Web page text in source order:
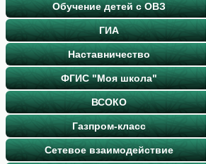
Обучение детей с ОВЗ
ГИА
Наставничество
ФГИС "Моя школа"
ВСОКО
Газпром-класс
Сетевое взаимодействие